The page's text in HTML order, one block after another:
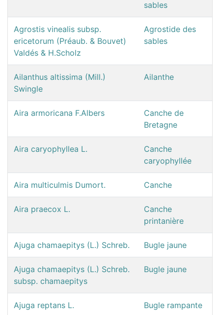
sables
Agrostis vinealis subsp.
ericetorum (Préaub. & Bouvet)
Valdés & H.Scholz
Agrostide des
sables
Ailanthus altissima (Mill.)
Swingle
Ailanthe
Aira armoricana F.Albers
Canche de
Bretagne
Aira caryophyllea L.
Canche
caryophyllée
Aira multiculmis Dumort. Canche
Aira praecox L.
Canche
printanière
Ajuga chamaepitys (L.) Schreb. Bugle jaune
Ajuga chamaepitys (L.) Schreb.
subsp. chamaepitys
Bugle jaune
Ajuga reptans L. Bugle rampante